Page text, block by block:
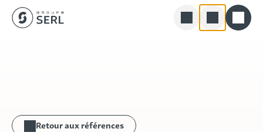
Retour aux références